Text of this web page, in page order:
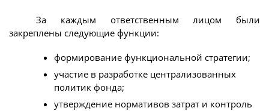
За каждым ответственным лицом были
закреплены следующие функции:
формирование функциональной стратегии;
участие в разработке централизованных
политик фонда;
утверждение нормативов затрат и контроль